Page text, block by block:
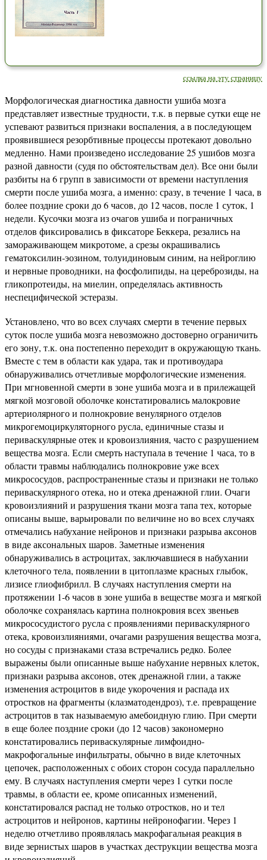
ссылка на эту страницу
Морфологическая диагностика давности ушиба мозга
представляет известные трудности, т.к. в первые сутки еще не
успевают развиться признаки воспаления, а в последующем
проявившиеся резорбтивные процессы протекают довольно
медленно. Нами произведено исследование 25 ушибов мозга
разной давности (судя по обстоятельствам дел). Все они были
разбиты на 6 групп в зависимости от времени наступления
смерти после ушиба мозга, а именно: сразу, в течение 1 часа, в
более поздние сроки до 6 часов, до 12 часов, после 1 суток, 1
недели. Кусочки мозга из очагов ушиба и пограничных
отделов фиксировались в фиксаторе Беккера, резались на
замораживающем микротоме, а срезы окрашивались
гематоксилин-эозином, толуидиновым синим, на нейроглию
и нервные проводники, на фосфолипиды, на цереброзиды, на
гликопротеиды, на миелин, определялась активность
неспецифической эстеразы.
Установлено, что во всех случаях смерти в течение первых
суток после ушиба мозга невозможно достоверно ограничить
его зону, т.к. она постепенно переходит в окружающую ткань.
Вместе с тем в области как удара, так и противоудара
обнаруживались отчетливые морфологические изменения.
При мгновенной смерти в зоне ушиба мозга и в прилежащей
мягкой мозговой оболочке констатировались малокровие
артериолярного и полнокровие венулярного отделов
микрогемоциркуляторного русла, единичные стазы и
периваскулярные отек и кровоизлияния, часто с разрушением
вещества мозга. Если смерть наступала в течение 1 часа, то в
области травмы наблюдались полнокровие уже всех
микрососудов, распространенные стазы и признаки не только
периваскулярного отека, но и отека дренажной глии. Очаги
кровоизлияний и разрушения ткани мозга тапа тех, которые
описаны выше, варьировали по величине но во всех случаях
отмечались набухание нейронов и признаки разрыва аксонов
в виде аксональных шаров. Заметные изменения
обнаруживались в астроцитах, заключавшиеся в набухании
клеточного тела, появлении в цитоплазме красных глыбок,
лизисе глиофибрилл. В случаях наступления смерти на
протяжении 1-6 часов в зоне ушиба в веществе мозга и мягкой
оболочке сохранялась картина полнокровия всех звеньев
микрососудистого русла с проявлениями периваскулярного
отека, кровоизлияниями, очагами разрушения вещества мозга,
но сосуды с признаками стаза встречались редко. Более
выражены были описанные выше набухание нервных клеток,
признаки разрыва аксонов, отек дренажной глии, а также
изменения астроцитов в виде укорочения и распада их
отростков на фрагменты (клазматодендроз), т.е. превращение
астроцитов в так называемую амебоидную глию. При смерти
в еще более поздние сроки (до 12 часов) закономерно
констатировались периваскулярные лимфоидно-
макрофогальные инфильтраты, обычно в виде клеточных
цепочек, расположенных с обоих сторон сосуда параллельно
ему. В случаях наступления смерти через 1 сутки после
травмы, в области ее, кроме описанных изменений,
констатировался распад не только отростков, но и тел
астроцитов и нейронов, картины нейронофагии. Через 1
неделю отчетливо проявлялась макрофагальная реакция в
виде зернистых шаров в участках деструкции вещества мозга